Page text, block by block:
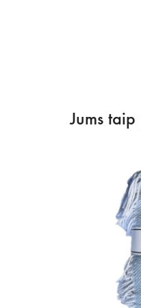
Jums